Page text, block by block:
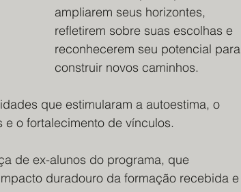
ampliarem seus horizontes,
refletirem sobre suas escolhas e
reconhecerem seu potencial para
construir novos caminhos.
que estimularam a autoestima, o
o fortalecimento de vínculos.
de ex-alunos do programa, que
duradouro da formação recebida e